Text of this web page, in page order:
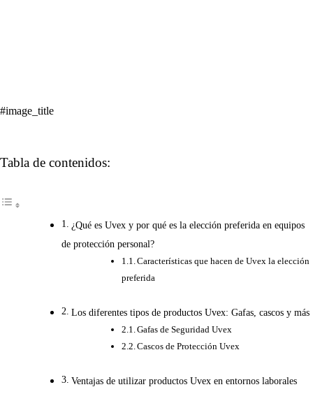
#image_title
Tabla de contenidos:
¿Qué es Uvex y por qué es la elección preferida en equipos
de protección personal?
Características que hacen de Uvex la elección
preferida
Los diferentes tipos de productos Uvex: Gafas, cascos y más
Gafas de Seguridad Uvex
Cascos de Protección Uvex
Ventajas de utilizar productos Uvex en entornos laborales